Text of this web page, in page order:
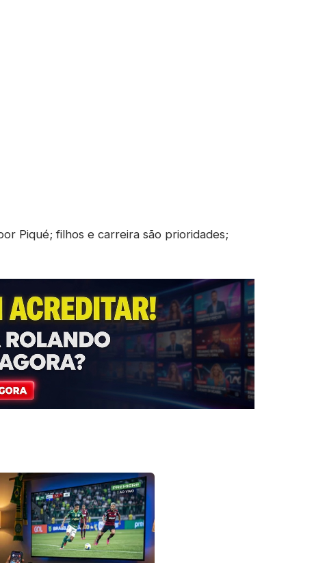
Piqué; filhos e carreira são prioridades;